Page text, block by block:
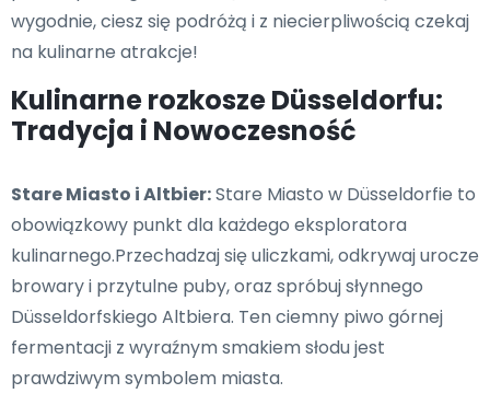
wygodnie, ciesz się podróżą i z niecierpliwością czekaj
na kulinarne atrakcje!
Kulinarne rozkosze Düsseldorfu:
Tradycja i Nowoczesność
Stare Miasto i Altbier:Stare Miasto w Düsseldorfie to
obowiązkowy punkt dla każdego eksploratora
kulinarnego.Przechadzaj się uliczkami, odkrywaj urocze
browary i przytulne puby, oraz spróbuj słynnego
Düsseldorfskiego Altbiera. Ten ciemny piwo górnej
fermentacji z wyraźnym smakiem słodu jest
prawdziwym symbolem miasta.